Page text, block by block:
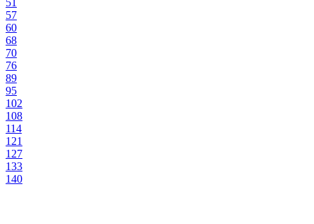
51
57
60
68
70
76
89
95
102
108
114
121
127
133
140